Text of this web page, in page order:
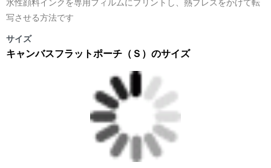
水性顔料インクを専用フィルムにプリントし、熱プレスをかけて転
写させる方法です
サイズ
キャンバスフラットポーチ（Ｓ）のサイズ